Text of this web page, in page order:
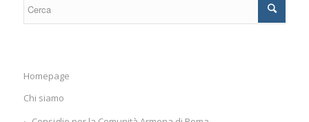
Homepage
Chi siamo